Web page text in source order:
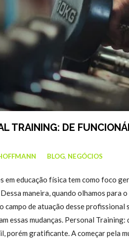
TRAINING: DE
BLOG, NEGÓCIOS
em educação física tem como foco
maneira, quando olhamos para
campo de atuação desse
essas mudanças. Personal
porém gratificante. A começar pela